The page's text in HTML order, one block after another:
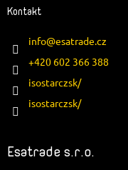
Kontakt
info@esatrade.cz
+420 602 366 388
isostarczsk/
isostarczsk/
Esatrade s.r.o.